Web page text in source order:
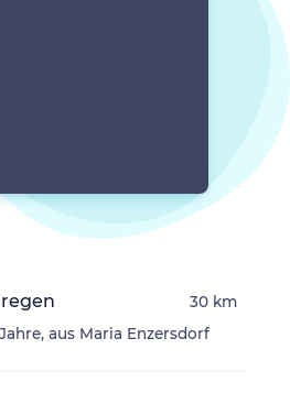
aus Maria Enzersdorf
30 km